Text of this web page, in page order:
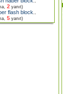
2 yanıt)
flash block
5 yanıt)